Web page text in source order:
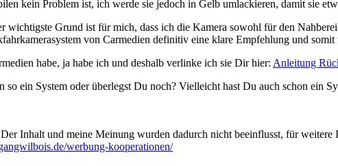
kein Problem ist, ich werde sie jedoch in Gelb umlackieren, damit sie
wichtigste Grund ist für mich, dass ich die Kamera sowohl für den
von Carmedien definitiv eine klare Empfehlung und somit
habe, ja habe ich und deshalb verlinke ich sie Dir hier: Anleitung
ein System oder überlegst Du noch? Vielleicht hast Du auch schon ein
Inhalt und meine Meinung wurden dadurch nicht beeinflusst, für
werbung-kooperationen/